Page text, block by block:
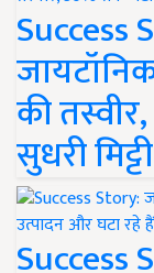
Success
की
सुधरी
Success